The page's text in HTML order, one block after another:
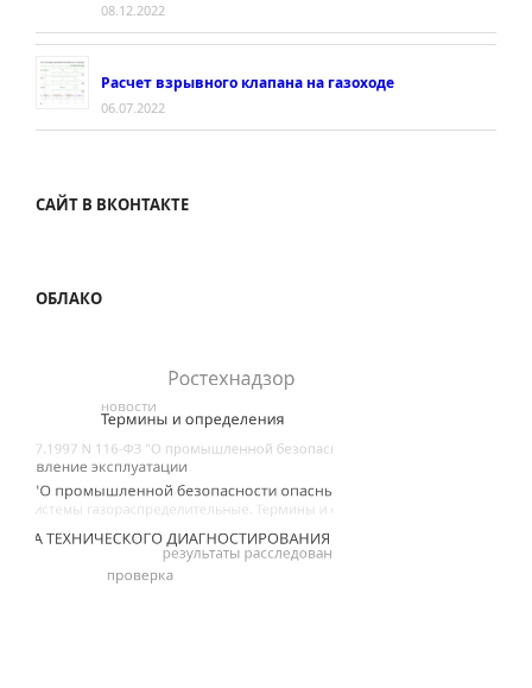
08.12.2022
Расчет взрывного клапана на газоходе
06.07.2022
САЙТ В ВКОНТАКТЕ
ОБЛАКО